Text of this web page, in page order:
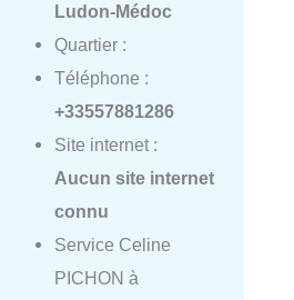
Ludon-Médoc
Quartier :
Téléphone :
+33557881286
Site internet :
Aucun site internet
connu
Service Celine
PICHON à